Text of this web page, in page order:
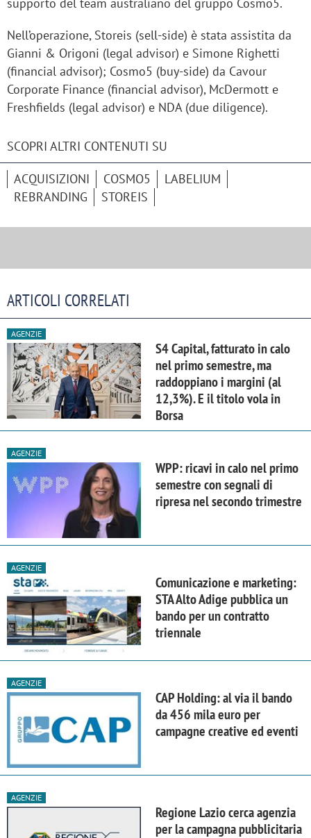
supporto del team australiano del gruppo Cosmo5.
Nell’operazione, Storeis (sell-side) è stata assistita da
Gianni & Origoni (legal advisor) e Simone Righetti
(financial advisor); Cosmo5 (buy-side) da Cavour
Corporate Finance (financial advisor), McDermott e
Freshfields (legal advisor) e NDA (due diligence).
SCOPRI ALTRI CONTENUTI SU
ACQUISIZIONI COSMO5
LABELIUM
REBRANDING
STOREIS
ARTICOLI CORRELATI
AGENZIE
S4 Capital, fatturato in calo
nel primo semestre, ma
raddoppiano i margini (al
12,3%). E il titolo vola in
Borsa
AGENZIE
WPP: ricavi in calo nel primo
semestre con segnali di
ripresa nel secondo trimestre
AGENZIE
Comunicazione e marketing:
STA Alto Adige pubblica un
bando per un contratto
triennale
AGENZIE
CAP Holding: al via il bando
da 456 mila euro per
campagne creative ed eventi
AGENZIE
Regione Lazio cerca agenzia
per la campagna pubblicitaria